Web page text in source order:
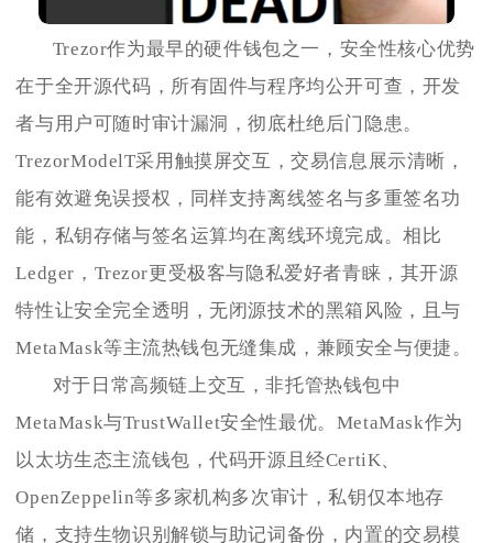
Trezor作为最早的硬件钱包之一，安全性核心优势
在于全开源代码，所有固件与程序均公开可查，开发
者与用户可随时审计漏洞，彻底杜绝后门隐患。
TrezorModelT采用触摸屏交互，交易信息展示清晰，
能有效避免误授权，同样支持离线签名与多重签名功
能，私钥存储与签名运算均在离线环境完成。相比
Ledger，Trezor更受极客与隐私爱好者青睐，其开源
特性让安全完全透明，无闭源技术的黑箱风险，且与
MetaMask等主流热钱包无缝集成，兼顾安全与便捷。
对于日常高频链上交互，非托管热钱包中
MetaMask与TrustWallet安全性最优。MetaMask作为
以太坊生态主流钱包，代码开源且经CertiK、
OpenZeppelin等多家机构多次审计，私钥仅本地存
储，支持生物识别解锁与助记词备份，内置的交易模